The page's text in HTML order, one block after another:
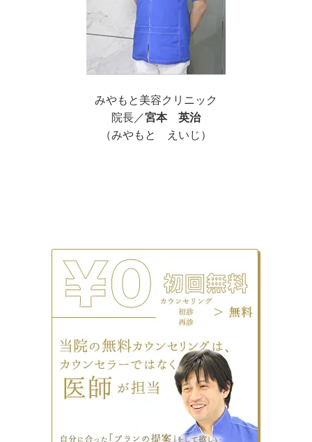
みやもと美容クリニック
院長／宮本 英治
（みやもと えいじ）